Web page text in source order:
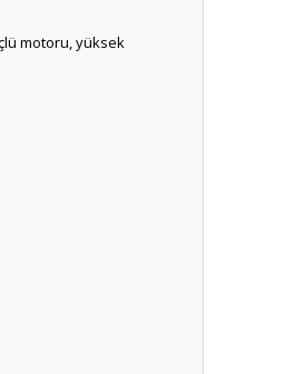
motoru, yüksek